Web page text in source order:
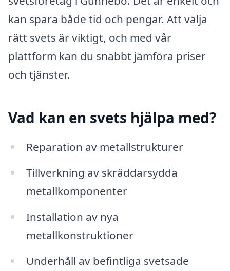
kan spara både tid och pengar. Att välja
rätt svets är viktigt, och med vår
plattform kan du snabbt jämföra priser
och tjänster.
Vad kan en svets hjälpa med?
Reparation av metallstrukturer
Tillverkning av skräddarsydda
metallkomponenter
Installation av nya
metallkonstruktioner
Underhåll av befintliga svetsade